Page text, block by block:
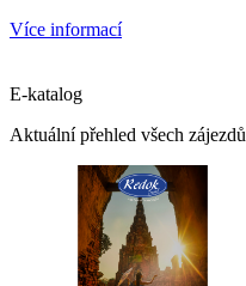
Více informací
E-katalog
Aktuální přehled všech zájezdů